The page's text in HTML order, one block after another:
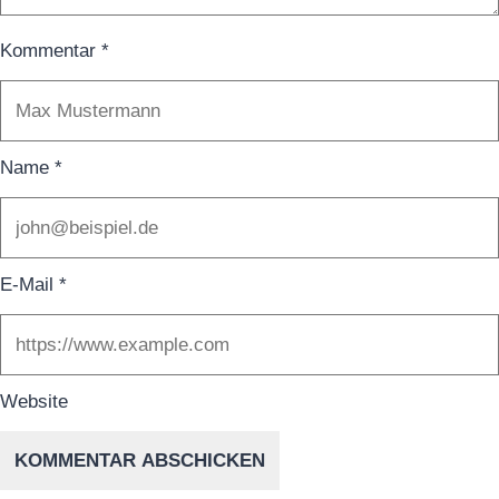
Kommentar *
Name *
E-Mail *
Website